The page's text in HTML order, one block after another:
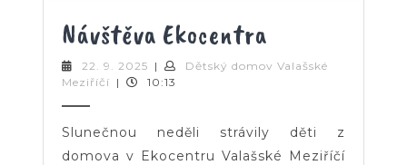
Návštěva Ekocentra
Ekocentra
22. 9. 2025 22.
9.
|
Dětský domov Valašské
Meziříčí Dětský
Meziříčí
| 10:13
Slunečnou neděli strávily děti z
domova v Ekocentru Valašské Meziříčí